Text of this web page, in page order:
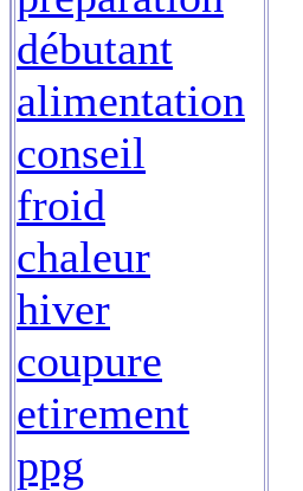
débutant
alimentation
conseil
froid
chaleur
hiver
coupure
etirement
ppg